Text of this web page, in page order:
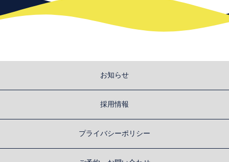
お知らせ
採用情報
プライバシーポリシー